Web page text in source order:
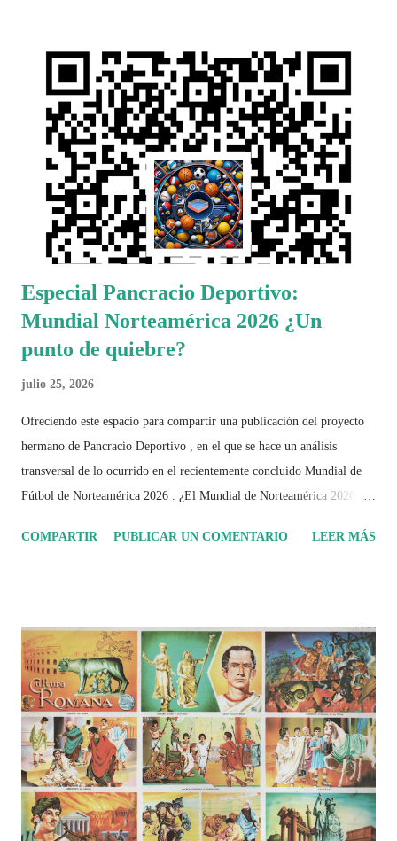
Especial Pancracio Deportivo:
Mundial Norteamérica 2026 ¿Un
punto de quiebre?
julio 25, 2026
Ofreciendo este espacio para compartir una publicación del proyecto
hermano de Pancracio Deportivo , en el que se hace un análisis
transversal de lo ocurrido en el recientemente concluido Mundial de
Fútbol de Norteamérica 2026 . ¿El Mundial de Norteamérica 2026 ha
el recorrido de cada selección con infografías inspiradas en la
2026 ¿Un punto de quiebre?" Este especial de Pancracio Deportivo no
busca decir únicamente quién ganó o quién perdió. Busca responder si
este Mundial marcó un antes y un después en la forma de entender el
deporte, la identidad nacional, la globalización, la comercialización y
el papel del fútbol como reflejo de nuestras sociedades . Son 230
páginas de análisis, ilustraciones originales y ...
COMPARTIR PUBLICAR UN COMENTARIO LEER MÁS